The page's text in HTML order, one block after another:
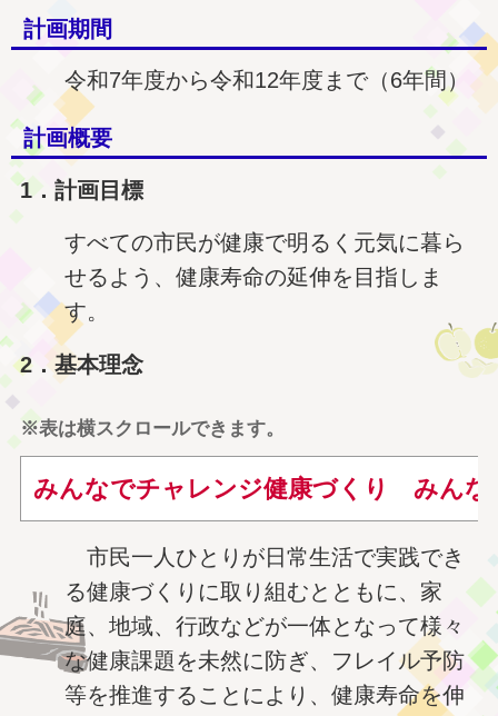
計画期間
令和7年度から令和12年度まで（6年間）
計画概要
1．計画目標
すべての市民が健康で明るく元気に暮ら
せるよう、健康寿命の延伸を目指しま
す。
2．基本理念
※表は横スクロールできます。
みんなでチャレンジ健康づくり みんな
市民一人ひとりが日常生活で実践でき
る健康づくりに取り組むとともに、家
庭、地域、 行政などが一体となって様々
な健康課題を未然に防ぎ、フレイル予防
等を推進することにより、健康寿命を伸